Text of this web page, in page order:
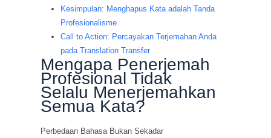
Kesimpulan: Menghapus Kata adalah Tanda
Profesionalisme
Call to Action: Percayakan Terjemahan Anda
pada Translation Transfer
Mengapa Penerjemah
Profesional Tidak
Selalu Menerjemahkan
Semua Kata?
Perbedaan Bahasa Bukan Sekadar